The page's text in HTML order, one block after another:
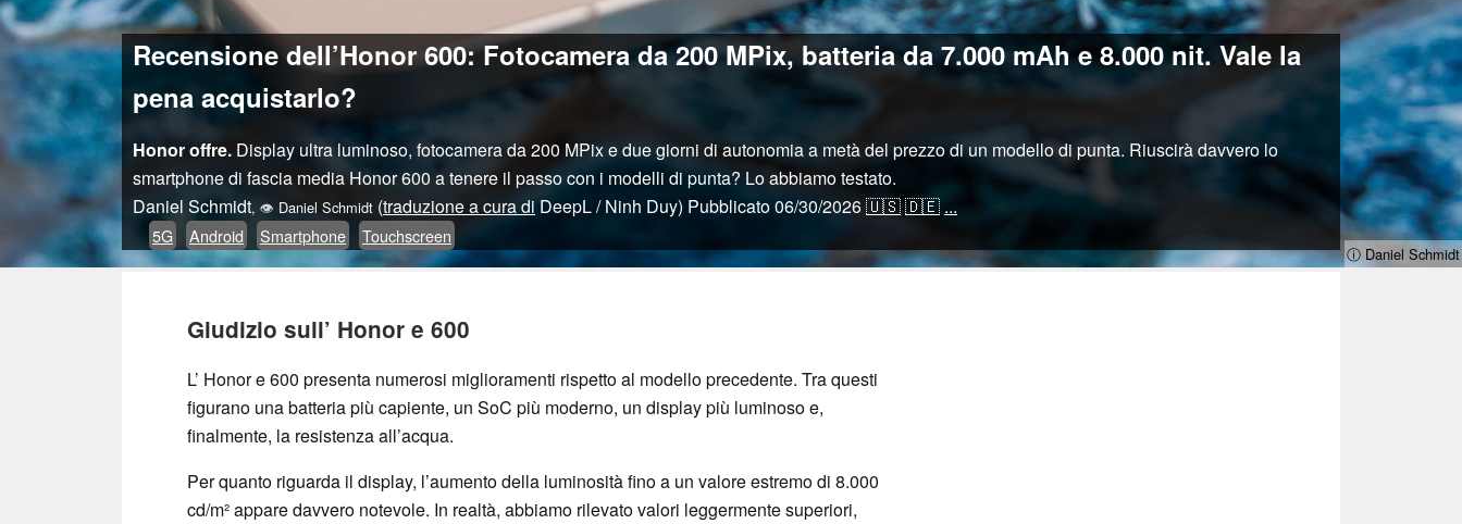
ⓘ Daniel Schmidt
Recensione dell’Honor 600: Fotocamera da 200 MPix, batteria da 7.000 mAh e 8.000 nit. Vale la
pena acquistarlo?
Honor offre. Display ultra luminoso, fotocamera da 200 MPix e due giorni di autonomia a metà del prezzo di un modello di punta. Riuscirà davvero lo
smartphone di fascia media Honor 600 a tenere il passo con i modelli di punta? Lo abbiamo testato.
Daniel Schmidt, 👁 Daniel Schmidt (traduzione a cura di DeepL / Ninh Duy) Pubblicato06/30/2026🇺🇸🇩🇪 ...
5G Android Smartphone Touchscreen
Giudizio sull’ Honor e 600
L’ Honor e 600 presenta numerosi miglioramenti rispetto al modello precedente. Tra questi
figurano una batteria più capiente, un SoC più moderno, un display più luminoso e,
finalmente, la resistenza all’acqua.
Per quanto riguarda il display, l’aumento della luminosità fino a un valore estremo di 8.000
cd/m² appare davvero notevole. In realtà, abbiamo rilevato valori leggermente superiori,